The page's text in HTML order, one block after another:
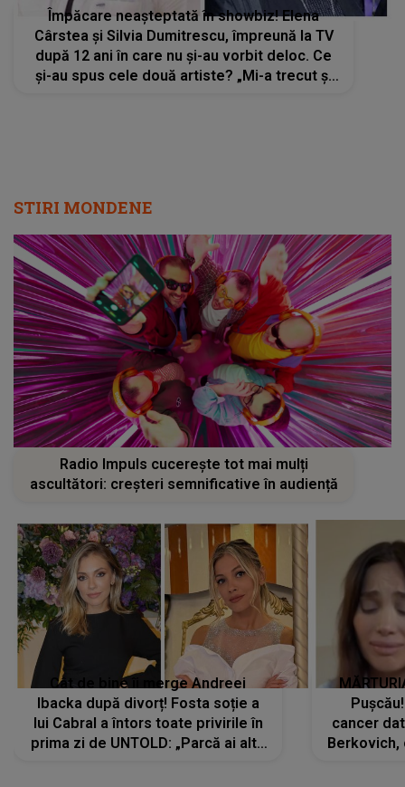
Împăcare neașteptată în showbiz! Elena
Cârstea și Silvia Dumitrescu, împreună la TV
după 12 ani în care nu și-au vorbit deloc. Ce
și-au spus cele două artiste? „Mi-a trecut și
STIRI MONDENE
Radio Impuls cucerește tot mai mulți
ascultători: creșteri semnificative în audiență
Cât de bine îi merge Andreei
Ibacka după divorț! Fosta soție a
lui Cabral a întors toate privirile în
prima zi de UNTOLD: „Parcă ai altă
cancer